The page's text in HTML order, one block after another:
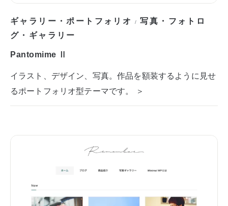
ギャラリー・ポートフォリオ /写真・フォトロ
グ・ギャラリー
Pantomime Ⅱ
イラスト、デザイン、写真。作品を額装するように見せ
るポートフォリオ型テーマです。 ＞